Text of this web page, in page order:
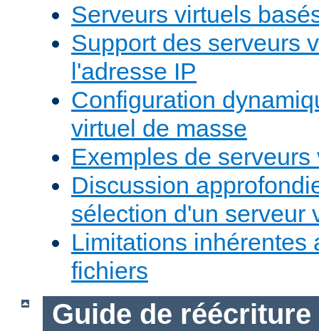
Serveurs virtuels
Support des serveurs
l'adresse IP
Configuration
virtuel de masse
Exemples de serveurs
Discussion
sélection d'un serveur
Limitations inhérentes
fichiers
Guide de réécriture